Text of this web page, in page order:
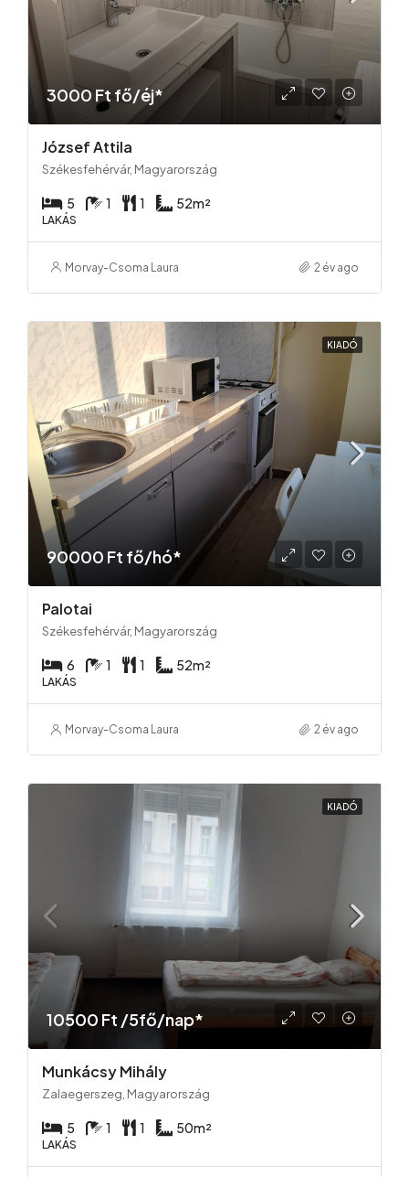
3000 Ft fő/éj*
József Attila
Székesfehérvár, Magyarország
5 1 1 52m²
LAKÁS
Morvay-Csoma Laura 2 év ago
KIADÓ
90000 Ft fő/hó*
Palotai
Székesfehérvár, Magyarország
6 1 1 52m²
LAKÁS
Morvay-Csoma Laura 2 év ago
KIADÓ
10500 Ft /5fő/nap*
Munkácsy Mihály
Zalaegerszeg, Magyarország
5 1 1 50m²
LAKÁS